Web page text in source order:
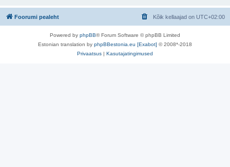
Foorumi pealeht Kõik kellaajad on UTC+02:00
Powered by phpBB® Forum Software © phpBB Limited
Estonian translation by phpBBestonia.eu [Exabot] © 2008*-2018
Privaatsus | Kasutajatingimused